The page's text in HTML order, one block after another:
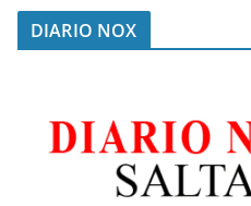
DIARIO NOX